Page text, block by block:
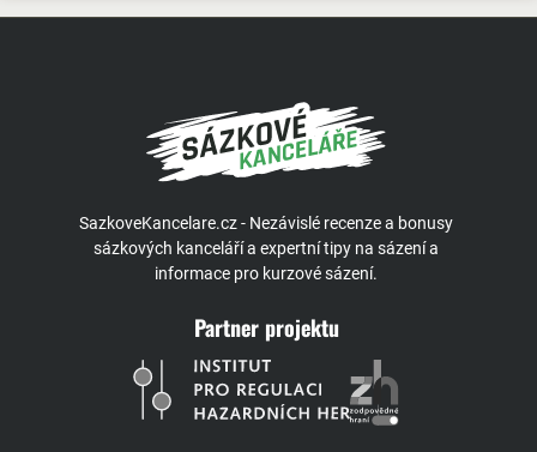
SazkoveKancelare.cz - Nezávislé recenze a bonusy
sázkových kanceláří a expertní tipy na sázení a
informace pro kurzové sázení.
Partner projektu